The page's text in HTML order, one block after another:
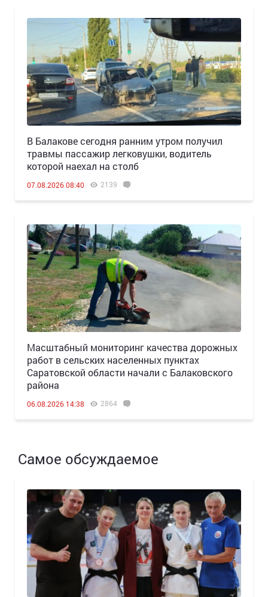
В Балакове сегодня ранним утром получил
травмы пассажир легковушки, водитель
которой наехал на столб
07.08.2026 08:40 2139
Масштабный мониторинг качества дорожных
работ в сельских населенных пунктах
Саратовской области начали с Балаковского
района
06.08.2026 14:38 2864
Самое обсуждаемое